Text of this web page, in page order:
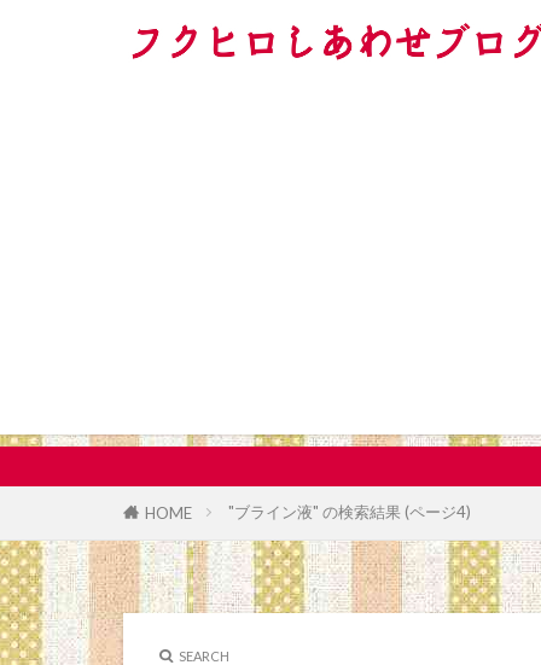
HOME "ブライン液" の検索結果 (ページ4)
SEARCH